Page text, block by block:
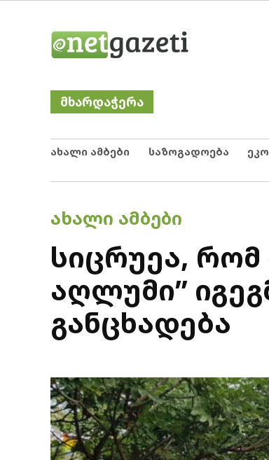
მხარდაჭერა
ახალი ამბები საზოგადოება
POSTED
ᲐᲮᲐᲚᲘ ᲐᲛᲑᲔᲑᲘ
სიცრუეა, რომ
აღლუმი”
განცხადება